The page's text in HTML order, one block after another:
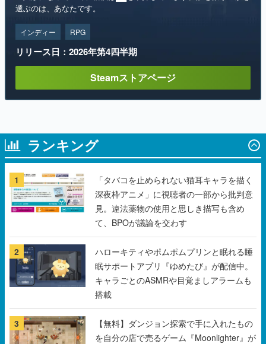
リリース日：2026年第4四半期
ランキング
1
「タバコを止められない猫耳キャラを描く
深夜枠アニメ」に視聴者の一部から批判意
見。違法薬物の使用と思しき描写も含め
て、BPOが議論を交わす
2
ハローキティやポムポムプリンと眠れる睡
眠サポートアプリ『ゆめたび』が配信中。
キャラごとのASMRや目覚ましアラームも
搭載
3
【無料】ダンジョン探索で手に入れたもの
を自分の店で売るゲーム『Moonlighter』が
Steamにて無料配布中！続編『Moonlighter
2』の9月2日正式リリースを記念したキャ
ンペーン